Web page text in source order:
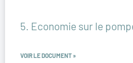
5. Economie sur le
VOIR LE DOCUMENT »